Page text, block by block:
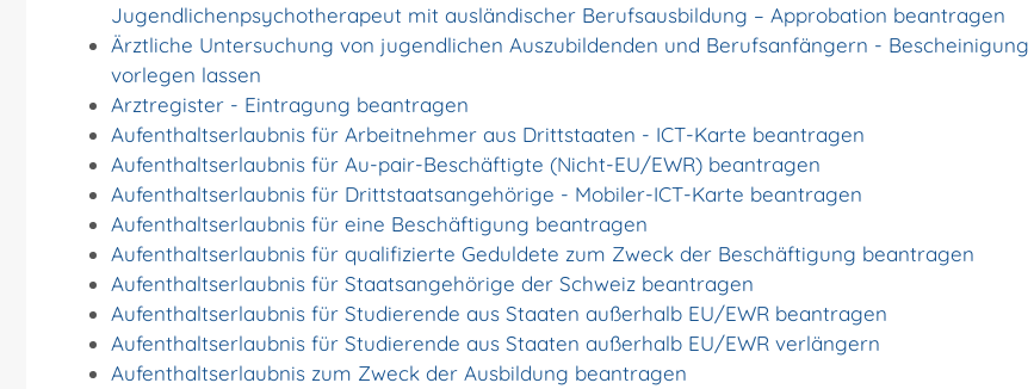
Jugendlichenpsychotherapeut mit ausländischer Berufsausbildung – Approbation beantragen
Ärztliche Untersuchung von jugendlichen Auszubildenden und Berufsanfängern - Bescheinigung
vorlegen lassen
Arztregister - Eintragung beantragen
Aufenthaltserlaubnis für Arbeitnehmer aus Drittstaaten - ICT-Karte beantragen
Aufenthaltserlaubnis für Au-pair-Beschäftigte (Nicht-EU/EWR) beantragen
Aufenthaltserlaubnis für Drittstaatsangehörige - Mobiler-ICT-Karte beantragen
Aufenthaltserlaubnis für eine Beschäftigung beantragen
Aufenthaltserlaubnis für qualifizierte Geduldete zum Zweck der Beschäftigung beantragen
Aufenthaltserlaubnis für Staatsangehörige der Schweiz beantragen
Aufenthaltserlaubnis für Studierende aus Staaten außerhalb EU/EWR beantragen
Aufenthaltserlaubnis für Studierende aus Staaten außerhalb EU/EWR verlängern
Aufenthaltserlaubnis zum Zweck der Ausbildung beantragen